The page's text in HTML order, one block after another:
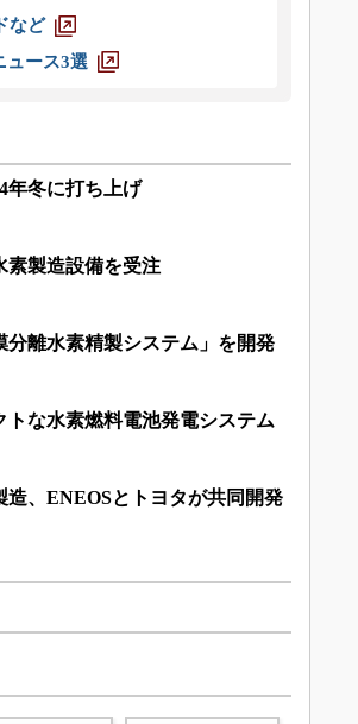
など
ュース3選
年冬に打ち上げ
素製造設備を受注
離水素精製システム」を開発
な水素燃料電池発電システム
、ENEOSとトヨタが共同開発